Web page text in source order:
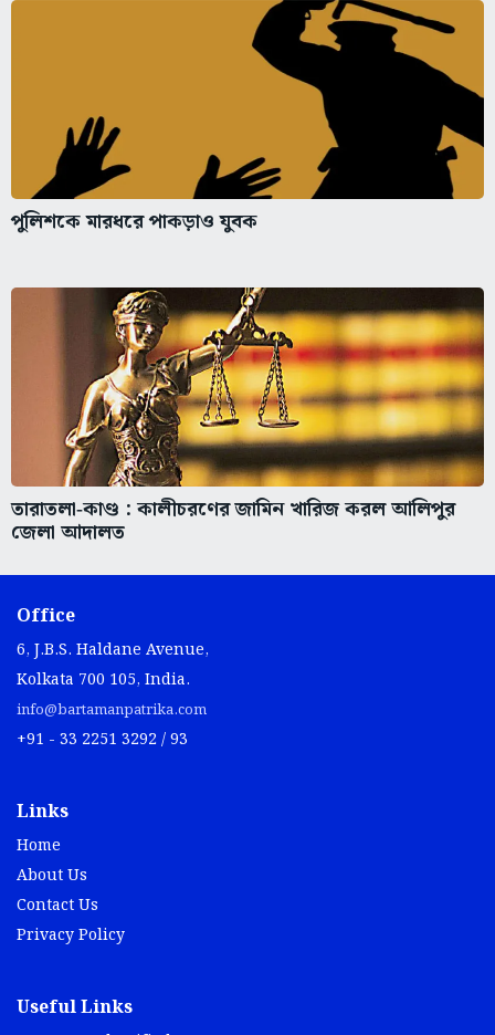
পুলিশকে মারধরে পাকড়াও যুবক
তারাতলা‑কাণ্ড : কালীচরণের জামিন খারিজ করল আলিপুর
জেলা আদালত
Office
6, J.B.S. Haldane Avenue,
Kolkata 700 105, India.
info@bartamanpatrika.com
+91 - 33 2251 3292 / 93
Links
Home
About Us
Contact Us
Privacy Policy
Useful Links